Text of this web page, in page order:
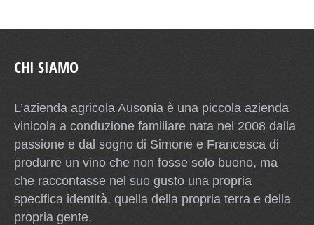
CHI SIAMO
L’azienda agricola Ausonia è una piccola azienda
vinicola a conduzione familiare nata nel 2008 dalla
passione e dal sogno di Simone e Francesca di
produrre un vino che non fosse solo buono, ma
che raccontasse nel suo gusto una propria
specifica identità, quella della propria terra e della
propria gente.